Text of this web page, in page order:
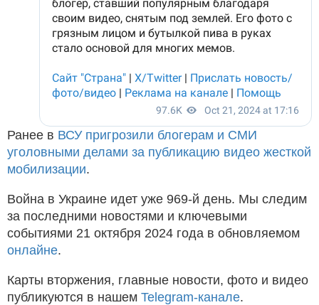
Ранее в ВСУ пригрозили блогерам и СМИ
уголовными делами за публикацию видео жесткой
мобилизации.
Война в Украине идет уже 969-й день. Мы следим
за последними новостями и ключевыми
событиями 21 октября 2024 года в обновляемом
онлайне.
Карты вторжения, главные новости, фото и видео
публикуются в нашем Telegram-канале.